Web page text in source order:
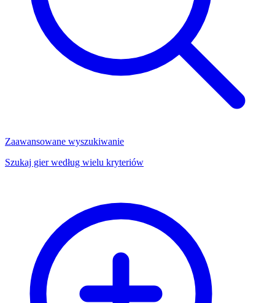
Zaawansowane wyszukiwanie
Szukaj gier według wielu kryteriów